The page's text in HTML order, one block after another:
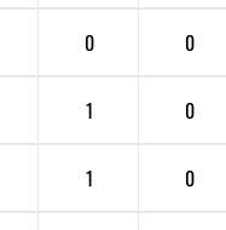
0 0
1 0
1 0